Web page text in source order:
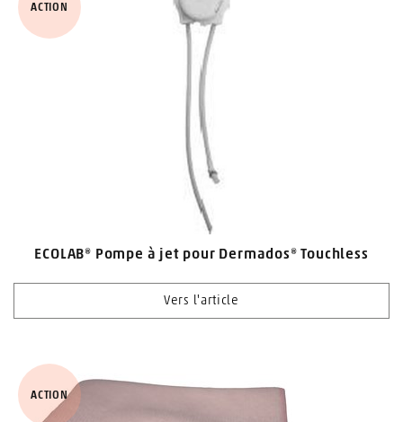
ECOLAB® Pompe à jet pour Dermados® Touchless
Vers l'article
ACTION
ACTION